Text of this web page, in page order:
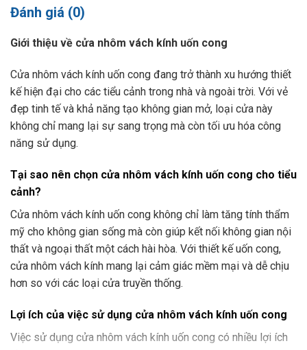
Đánh giá (0)
Giới thiệu về cửa nhôm vách kính uốn cong
Cửa nhôm vách kính uốn cong đang trở thành xu hướng thiết
kế hiện đại cho các tiểu cảnh trong nhà và ngoài trời. Với vẻ
đẹp tinh tế và khả năng tạo không gian mở, loại cửa này
không chỉ mang lại sự sang trọng mà còn tối ưu hóa công
năng sử dụng.
Tại sao nên chọn cửa nhôm vách kính uốn cong cho tiểu
cảnh?
Cửa nhôm vách kính uốn cong không chỉ làm tăng tính thẩm
mỹ cho không gian sống mà còn giúp kết nối không gian nội
thất và ngoại thất một cách hài hòa. Với thiết kế uốn cong,
cửa nhôm vách kính mang lại cảm giác mềm mại và dễ chịu
hơn so với các loại cửa truyền thống.
Lợi ích của việc sử dụng cửa nhôm vách kính uốn cong
Việc sử dụng cửa nhôm vách kính uốn cong có nhiều lợi ích